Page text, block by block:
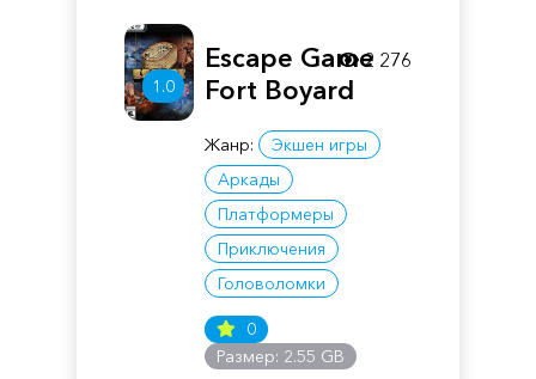
1.0
Escape Game
Fort Boyard
Жанр:
Экшен игры
Аркады
Платформеры
Приключения
Головоломки
0
Размер: 2.55 GB
2 276